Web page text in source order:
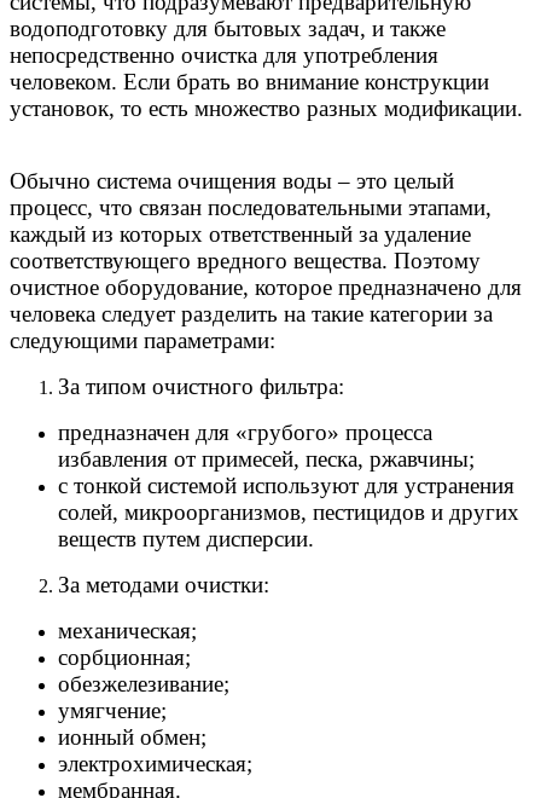
водоподготовку для бытовых задач, и также
непосредственно очистка для употребления
человеком. Если брать во внимание конструкции
установок, то есть множество разных модификации.
Обычно система очищения воды – это целый
процесс, что связан последовательными этапами,
каждый из которых ответственный за удаление
соответствующего вредного вещества. Поэтому
очистное оборудование, которое предназначено для
человека следует разделить на такие категории за
следующими параметрами:
За типом очистного фильтра:
предназначен для «грубого» процесса
избавления от примесей, песка, ржавчины;
с тонкой системой используют для устранения
солей, микроорганизмов, пестицидов и других
веществ путем дисперсии.
За методами очистки:
механическая;
сорбционная;
обезжелезивание;
умягчение;
ионный обмен;
электрохимическая;
мембранная.